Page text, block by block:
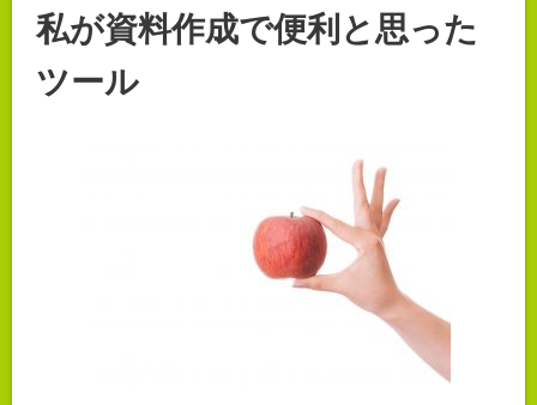
私が資料作成で便利と思った
ツール